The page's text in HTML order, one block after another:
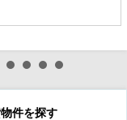
件を探す